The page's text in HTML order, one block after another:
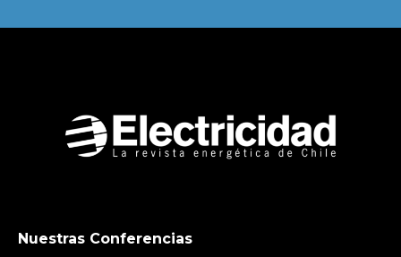
Nuestras Conferencias